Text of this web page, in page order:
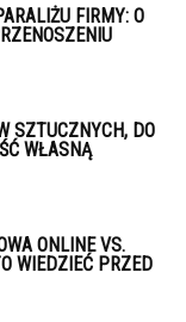
FIRMY: O
SZTUCZNYCH, DO
WŁASNĄ
ONLINE VS.
WIEDZIEĆ PRZED